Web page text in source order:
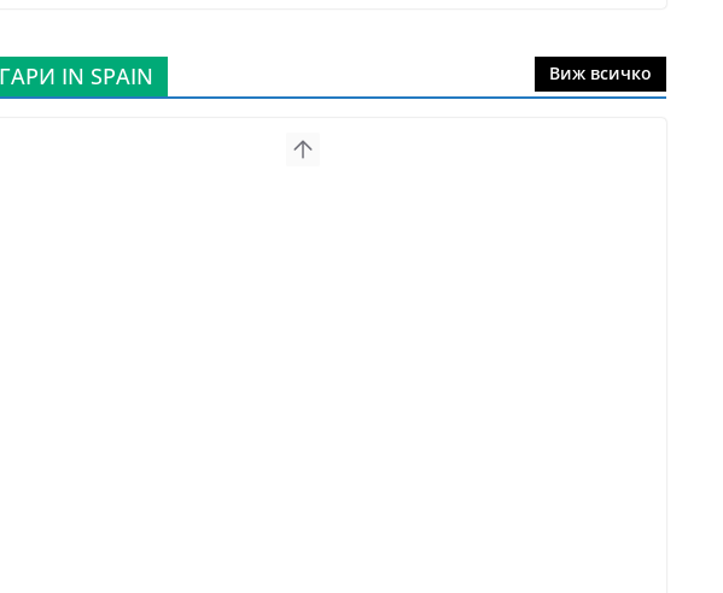
IN SPAIN Виж всичко